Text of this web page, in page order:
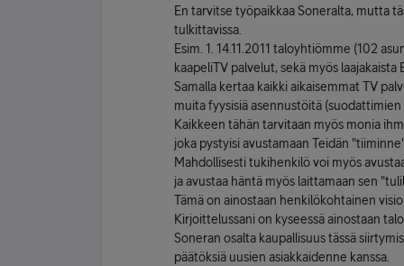
En tarvitse työpaikkaa Soneralta, mutta
tulkittavissa.
Esim. 1. 14.11.2011 taloyhtiömme (102
kaapeliTV palvelut, sekä myös
Samalla kertaa kaikki aikaisemmat TV
muita fyysisiä asennustöitä
Kaikkeen tähän tarvitaan myös monia
joka pystyisi avustamaan Teidän
Mahdollisesti tukihenkilö voi myös
ja avustaa häntä myös laittamaan sen
Tämä on ainostaan henkilökohtainen
Kirjoittelussani on kyseessä ainostaan
Soneran osalta kaupallisuus tässä
päätöksiä uusien asiakkaidenne kanssa.